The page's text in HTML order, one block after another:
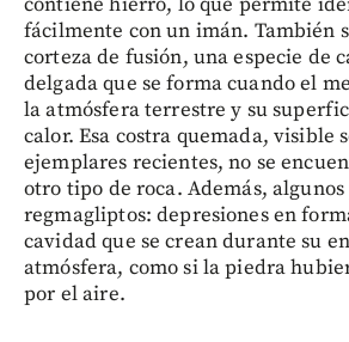
fácilmente con un imán. También
corteza de fusión, una especie de
delgada que se forma cuando el
la atmósfera terrestre y su
calor. Esa costra quemada, visible
ejemplares recientes, no se
otro tipo de roca. Además,
regmagliptos: depresiones en
cavidad que se crean durante su
atmósfera, como si la piedra
por el aire.